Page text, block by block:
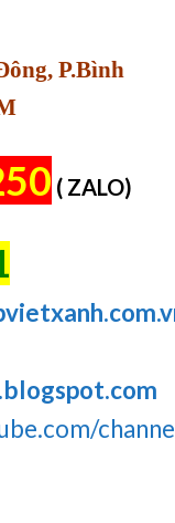
P.Bình
( ZALO)